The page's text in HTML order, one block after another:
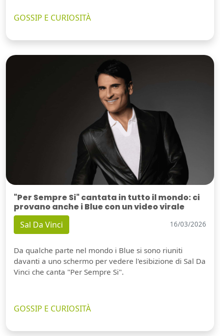
GOSSIP E CURIOSITÀ
"Per Sempre Si" cantata in tutto il mondo: ci
provano anche i Blue con un video virale
Sal Da Vinci 16/03/2026
Da qualche parte nel mondo i Blue si sono riuniti
davanti a uno schermo per vedere l'esibizione di Sal Da
Vinci che canta "Per Sempre Si".
GOSSIP E CURIOSITÀ